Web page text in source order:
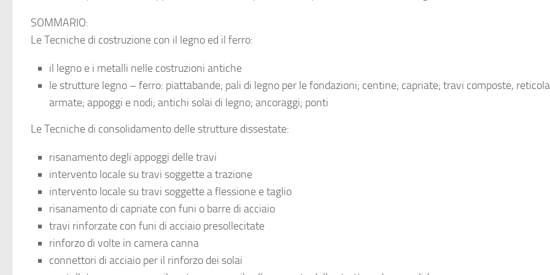
SOMMARIO:
Le Tecniche di costruzione con il legno ed il ferro:
il legno e i metalli nelle costruzioni antiche
le strutture legno – ferro: piattabande; pali di legno per le fondazioni; centine; capriate; travi composte,
armate; appoggi e nodi; antichi solai di legno; ancoraggi; ponti
Le Tecniche di consolidamento delle strutture dissestate:
risanamento degli appoggi delle travi
intervento locale su travi soggette a trazione
intervento locale su travi soggette a flessione e taglio
risanamento di capriate con funi o barre di acciaio
travi rinforzate con funi di acciaio presollecitate
rinforzo di volte in camera canna
connettori di acciaio per il rinforzo dei solai